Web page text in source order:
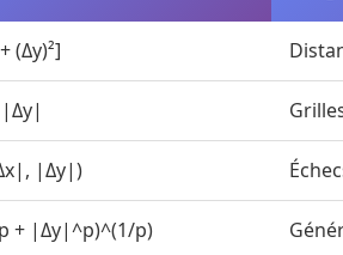
(Δy)²]
|Δy|)
+ |Δy|^p)^(1/p)